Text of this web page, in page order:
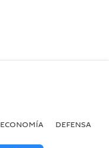
ECONOMÍA DEFENSA